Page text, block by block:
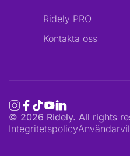
Ridely PRO
Kontakta oss
© 2026 Ridely. All rights
Integritetspolicy